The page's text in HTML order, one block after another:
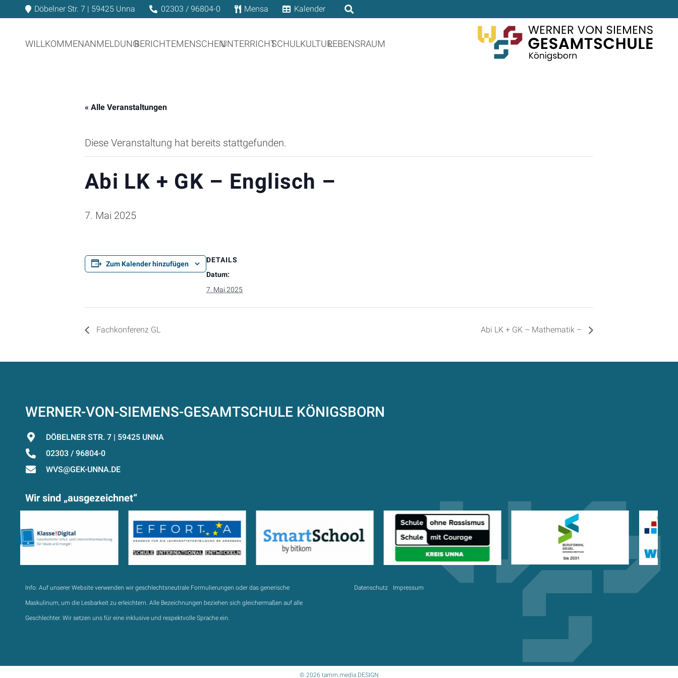
Döbelner Str. 7 | 59425 Unna 02303 / 96804-0 Mensa Kalender
WILLKOMMENANMELDUNGBERICHTEMENSCHENUNTERRICHTSCHULKULTURLEBENSRAUM
« Alle Veranstaltungen
Diese Veranstaltung hat bereits stattgefunden.
Abi LK + GK – Englisch –
7. Mai 2025
Zum Kalender hinzufügen
DETAILS
Datum:
7. Mai 2025
Fachkonferenz GL Abi LK + GK – Mathematik –
WERNER-VON-SIEMENS-GESAMTSCHULE KÖNIGSBORN
DÖBELNER STR. 7 | 59425 UNNA
02303 / 96804-0
WVS@GEK-UNNA.DE
Wir sind „ausgezeichnet“
Info: Auf unserer Website verwenden wir geschlechtsneutrale Formulierungen oder das generische
Maskulinum, um die Lesbarkeit zu erleichtern. Alle Bezeichnungen beziehen sich gleichermaßen auf alle
Geschlechter. Wir setzen uns für eine inklusive und respektvolle Sprache ein.
Datenschutz Impressum
© 2026 tamm.media DESIGN